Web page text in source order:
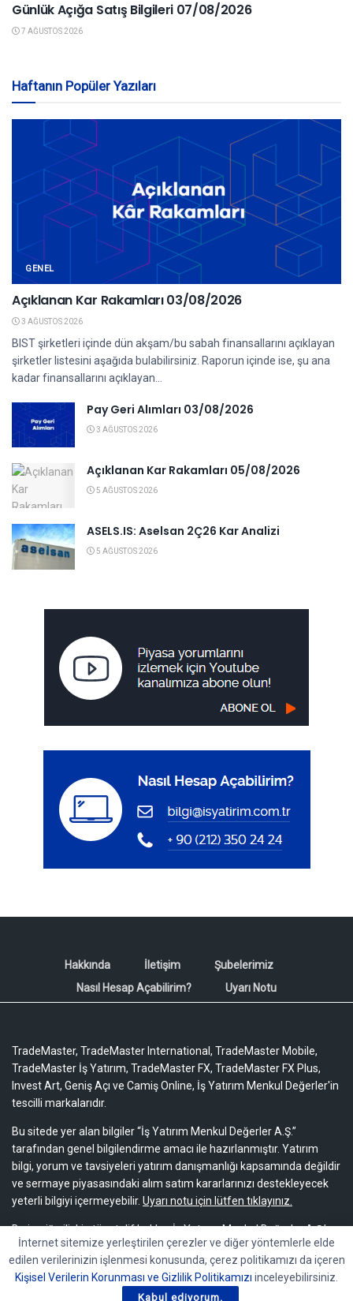
Günlük Açığa Satış Bilgileri 07/08/2026
7 AĞUSTOS 2026
Haftanın Popüler Yazıları
GENEL
Açıklanan Kar Rakamları 03/08/2026
3 AĞUSTOS 2026
BIST şirketleri içinde dün akşam/bu sabah finansallarını açıklayan
şirketler listesini aşağıda bulabilirsiniz. Raporun içinde ise, şu ana
kadar finansallarını açıklayan...
Pay Geri Alımları 03/08/2026
3 AĞUSTOS 2026
Açıklanan Kar Rakamları 05/08/2026
5 AĞUSTOS 2026
ASELS.IS: Aselsan 2Ç26 Kar Analizi
5 AĞUSTOS 2026
Hakkında İletişim
Şubelerimiz
Nasıl Hesap Açabilirim?
Uyarı Notu
TradeMaster, TradeMaster International, TradeMaster Mobile,
TradeMaster İş Yatırım, TradeMaster FX, TradeMaster FX Plus,
Invest Art, Geniş Açı ve Camiş Online, İş Yatırım Menkul Değerler'in
tescilli markalarıdır.
Bu sitede yer alan bilgiler “İş Yatırım Menkul Değerler A.Ş.”
tarafından genel bilgilendirme amacı ile hazırlanmıştır. Yatırım
bilgi, yorum ve tavsiyeleri yatırım danışmanlığı kapsamında değildir
ve sermaye piyasasındaki alım satım kararlarınızı destekleyecek
yeterli bilgiyi içermeyebilir. Uyarı notu için lütfen tıklayınız.
Bu içeriğe ilişkin tüm telif hakları İş Yatırım Menkul Değerler A.Ş.’ye
aittir. Bu içerik, açık iznimiz olmaksızın başkaları tarafından
herhangi bir amaçla, kısmen veya tamamen çoğaltılamaz,
dağıtılamaz, yayımlanamaz veya değiştirilemez.
İnternet sitemize yerleştirilen çerezler ve diğer yöntemlerle elde
edilen verilerinizin işlenmesi konusunda, çerez politikamızı da içeren
Kişisel Verilerin Korunması ve Gizlilik Politikamızı inceleyebilirsiniz.
Kabul ediyorum.